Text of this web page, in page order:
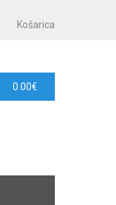
Košarica
0.00€